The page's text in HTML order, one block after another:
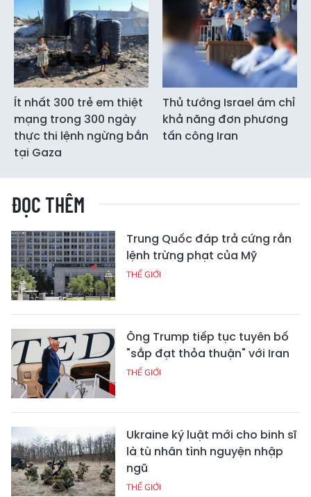
Ít nhất 300 trẻ em thiệt
mạng trong 300 ngày
thực thi lệnh ngừng bắn
tại Gaza
Thủ tướng Israel ám chỉ
khả năng đơn phương
tấn công Iran
ĐỌC THÊM
Trung Quốc đáp trả cứng rắn
lệnh trừng phạt của Mỹ
THẾ GIỚI
Ông Trump tiếp tục tuyên bố
"sắp đạt thỏa thuận" với Iran
THẾ GIỚI
Ukraine ký luật mới cho binh sĩ
là tù nhân tình nguyện nhập
ngũ
THẾ GIỚI